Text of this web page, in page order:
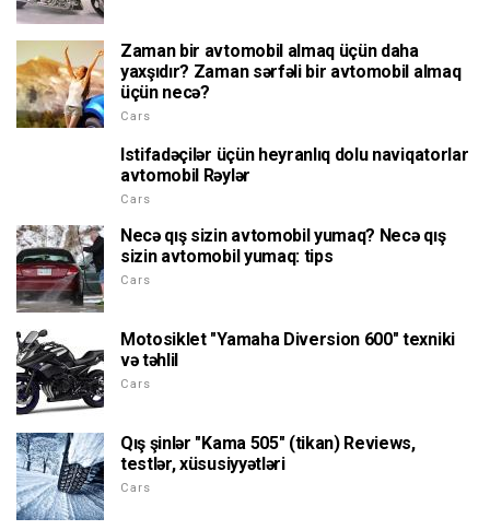
Zaman bir avtomobil almaq üçün daha
yaxşıdır? Zaman sərfəli bir avtomobil almaq
üçün necə?
Cars
Istifadəçilər üçün heyranlıq dolu naviqatorlar
avtomobil Rəylər
Cars
Necə qış sizin avtomobil yumaq? Necə qış
sizin avtomobil yumaq: tips
Cars
Motosiklet "Yamaha Diversion 600" texniki
və təhlil
Cars
Qış şinlər "Kama 505" (tikan) Reviews,
testlər, xüsusiyyətləri
Cars